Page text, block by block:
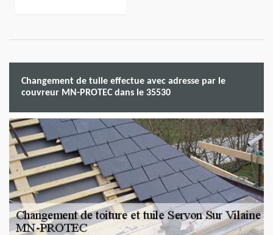
Changement de tuile effectue avec adresse par le
couvreur MN-PROTEC dans le 35530